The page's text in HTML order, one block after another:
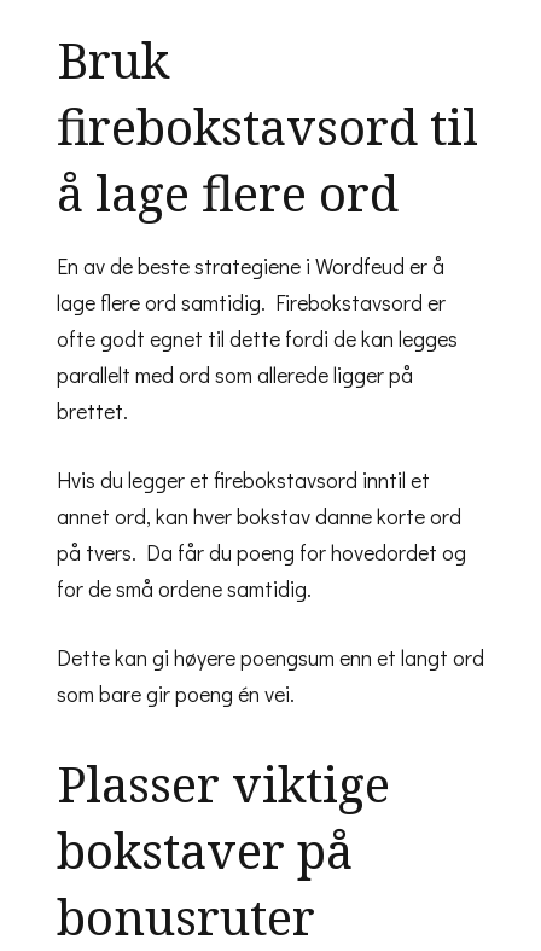
Bruk
firebokstavsord til
å lage flere ord
En av de beste strategiene i Wordfeud er å
lage flere ord samtidig. Firebokstavsord er
ofte godt egnet til dette fordi de kan legges
parallelt med ord som allerede ligger på
brettet.
Hvis du legger et firebokstavsord inntil et
annet ord, kan hver bokstav danne korte ord
på tvers. Da får du poeng for hovedordet og
for de små ordene samtidig.
Dette kan gi høyere poengsum enn et langt ord
som bare gir poeng én vei.
Plasser viktige
bokstaver på
bonusruter